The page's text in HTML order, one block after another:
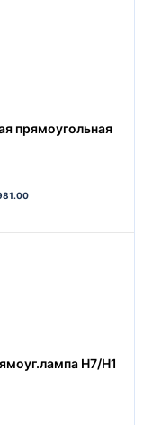
прямоугольная
H7/H1